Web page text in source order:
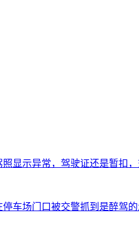
显示异常，驾驶证还是暂扣
车场门口被交警抓到是醉驾